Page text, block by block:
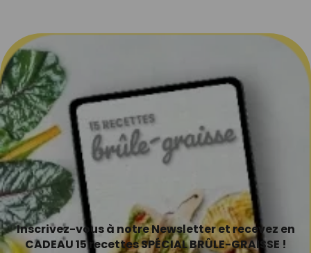
Inscrivez-vous à notre Newsletter et recevez en
CADEAU 15 recettes SPÉCIAL BRÛLE-GRAISSE !